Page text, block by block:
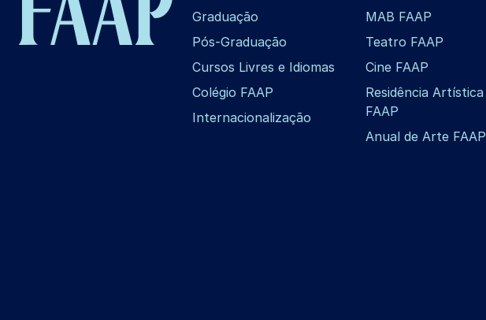
Graduação
Pós-Graduação
Cursos Livres e Idiomas
Colégio FAAP
Internacionalização
MAB FAAP
Teatro FAAP
Cine FAAP
Residência Artística
FAAP
Anual de Arte FAAP